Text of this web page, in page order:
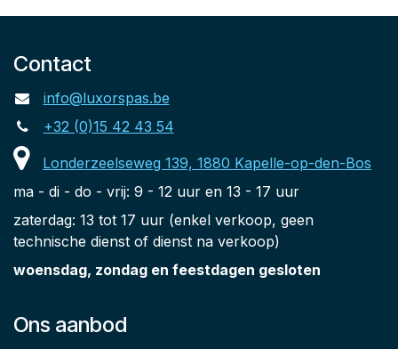
Contact
info@luxorspas.be
+32 (0)15 42 43 54
Londerzeelseweg 139, 1880 Kapelle-op-den-Bos
ma - di - do - vrij: 9 - 12 uur en 13 - 17 uur
zaterdag: 13 tot 17 uur (enkel verkoop, geen
technische dienst of dienst na verkoop)
woensdag, zondag en feestdagen gesloten
Ons aanbod